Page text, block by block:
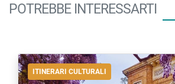
POTREBBE INTERESSARTI
ITINERARI CULTURALI